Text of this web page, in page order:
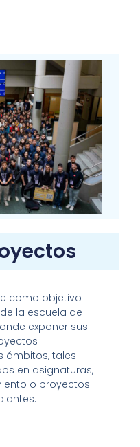
como objetivo
la escuela de
exponer sus
ámbitos, tales
en asignaturas,
o proyectos